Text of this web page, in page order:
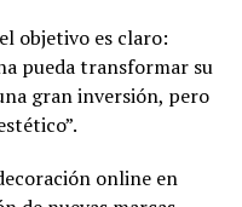
objetivo es claro:
pueda transformar su
gran inversión, pero
online en